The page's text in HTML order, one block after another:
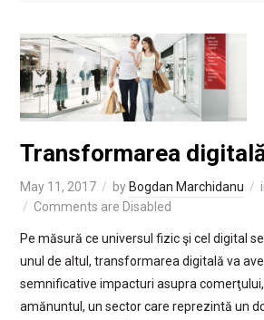
Transformarea
May 11, 2017 by Bogdan Marchidanu
Comments are Disabled
Pe măsură ce universul fizic şi cel digital
unul de altul, transformarea digitală va
semnificative impacturi asupra comerţului,
amănuntul, un sector care reprezintă un